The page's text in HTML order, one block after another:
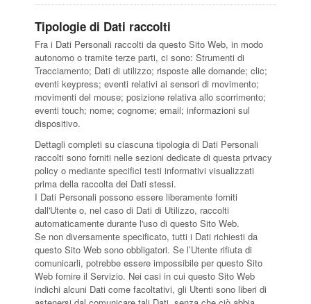
Tipologie di Dati raccolti
Fra i Dati Personali raccolti da questo Sito Web, in modo
autonomo o tramite terze parti, ci sono: Strumenti di
Tracciamento; Dati di utilizzo; risposte alle domande; clic;
eventi keypress; eventi relativi ai sensori di movimento;
movimenti del mouse; posizione relativa allo scorrimento;
eventi touch; nome; cognome; email; informazioni sul
dispositivo.
Dettagli completi su ciascuna tipologia di Dati Personali
raccolti sono forniti nelle sezioni dedicate di questa privacy
policy o mediante specifici testi informativi visualizzati
prima della raccolta dei Dati stessi.
I Dati Personali possono essere liberamente forniti
dall'Utente o, nel caso di Dati di Utilizzo, raccolti
automaticamente durante l'uso di questo Sito Web.
Se non diversamente specificato, tutti i Dati richiesti da
questo Sito Web sono obbligatori. Se l’Utente rifiuta di
comunicarli, potrebbe essere impossibile per questo Sito
Web fornire il Servizio. Nei casi in cui questo Sito Web
indichi alcuni Dati come facoltativi, gli Utenti sono liberi di